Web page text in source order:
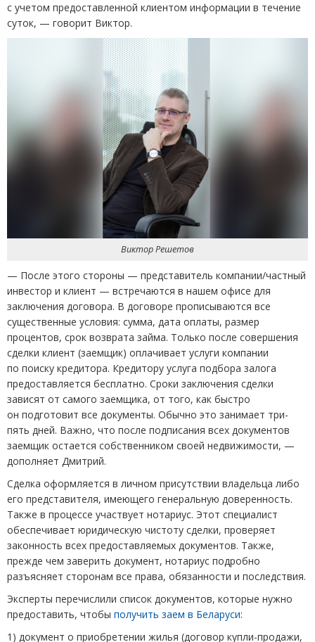
с учетом предоставленной клиентом информации в течение
суток, — говорит Виктор.
Виктор Решетов
— После этого стороны — представитель компании/частный
инвестор и клиент — встречаются в нашем офисе для
заключения договора. В договоре прописываются все
существенные условия: сумма, дата оплаты, размер
процентов, срок возврата займа. Только после совершения
сделки клиент (заемщик) оплачивает услуги компании
по поиску кредитора. Кредитору услуга подбора залога
предоставляется бесплатно. Сроки заключения сделки
зависят от самого заемщика, от того, как быстро
он подготовит все документы. Обычно это занимает три-
пять дней. Важно, что после подписания всех документов
заемщик остается собственником своей недвижимости, —
дополняет Дмитрий.
Сделка оформляется в личном присутствии владельца либо
его представителя, имеющего генеральную доверенность.
Также в процессе участвует нотариус. Этот специалист
обеспечивает юридическую чистоту сделки, проверяет
законность всех предоставляемых документов. Также,
прежде чем заверить документ, нотариус подробно
разъясняет сторонам все права, обязанности и последствия.
Эксперты перечислили список документов, которые нужно
предоставить, чтобы получить заем в Беларуси:
1) документ о приобретении жилья (договор купли-продажи,